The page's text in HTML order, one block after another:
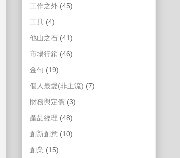
工作之外 (45)
工具 (4)
他山之石 (41)
市場行銷 (46)
金句 (19)
個人最愛(非主流) (7)
財務與定價 (3)
產品經理 (48)
創新創意 (10)
創業 (15)